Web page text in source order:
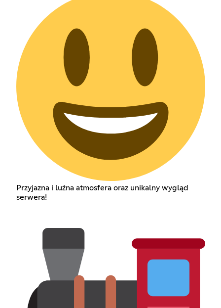
Przyjazna i luźna atmosfera oraz unikalny wygląd
serwera!